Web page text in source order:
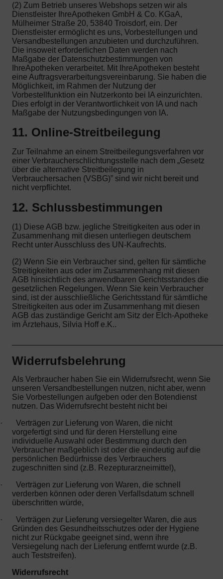
(2) Zum Betrieb unseres Webshops setzen wir als
Dienstleister IhreApotheken GmbH & Co. KGaA,
Mülheimer Straße 20, 53840 Troisdorf, ein. Der
Dienstleister ermöglicht es uns, Vorbestellungen und
Versandbestellungen anzubieten und durchzuführen.
Die insoweit erforderlichen Daten werden nach
Maßgabe der Datenschutzbestimmungen von
IhreApotheken verarbeitet. Mit IhreApotheken besteht
eine Auftragsverarbeitungsvereinbarung. Sie haben die
Möglichkeit, im Rahmen der Nutzung der
Vorbestellfunktion ein Nutzerkonto bei IA einzurichten.
Dies erfolgt in der Verantwortlichkeit von IA und nach
Maßgabe der Nutzungsbedingungen von IA.
11. Online-Streitbeilegung
Zur Teilnahme an einem Streitbeilegungsverfahren vor
einer Verbraucherschlichtungsstelle nach dem „Gesetz
über die alternative Streitbeilegung in
Verbrauchersachen (VSBG)” sind wir nicht bereit und
nicht verpflichtet.
12. Schlussbestimmungen
(1) Diese AGB bzw. jegliche Streitigkeiten aus oder in
Zusammenhang mit diesen unterliegen deutschem
Recht unter Ausschluss des UN-Kaufrechts.
(2) Wenn Sie ein Verbraucher sind, gelten für sämtliche
Streitigkeiten aus oder im Zusammenhang mit diesen
AGB hinsichtlich des anwendbaren Gerichtsstandes die
gesetzlichen Regelungen. Wenn Sie kein Verbraucher
sind, ist der ausschließliche Gerichtsstand für sämtliche
Streitigkeiten aus oder im Zusammenhang mit diesen
AGB das zuständige Gericht am Sitz der Elch-Apotheke
im Ärztehaus, Silvia Hoff e.K..
Widerrufsbelehrung
Als Verbraucher haben Sie ein Widerrufsrecht, wenn Sie
unseren Versandbestellungen nutzen, nicht aber, wenn
Sie Vorbestellungen aufgeben oder den Botendienst
nutzen. Das Widerrufsrecht besteht nicht bei
·
Verträgen zur Lieferung von Waren, die nicht
vorgefertigt sind und für deren Herstellung eine
individuelle Auswahl oder Bestimmung durch den
Verbraucher maßgeblich ist oder die eindeutig auf die
persönlichen Bedürfnisse des Verbrauchers
zugeschnitten sind (z.B. Rezepturarzneimittel),
·
Verträgen zur Lieferung von Waren, die schnell
verderben können oder deren Verfallsdatum schnell
überschritten würde,
·
Verträgen zur Lieferung versiegelter Waren, die aus
Gründen des Gesundheitsschutzes oder der Hygiene
nicht zur Rückgabe geeignet sind, wenn ihre
Versiegelung nach der Lieferung entfernt wurde (z.B.
auch Teststreifen).
Widerrufsrecht